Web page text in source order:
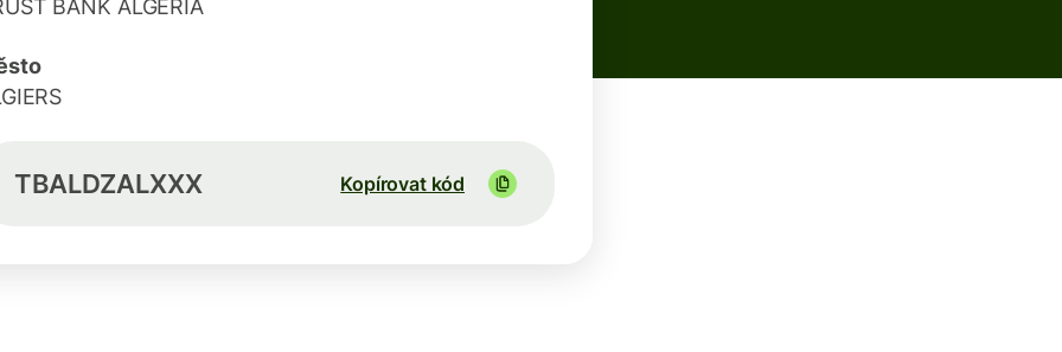
BANK ALGERIA
TBALDZALXXX Kopírovat kód